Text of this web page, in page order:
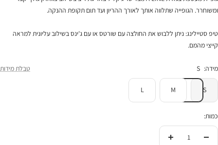
ומשוחרר. הגופייה שתלווה אותך לאורך ההריון ועד תום תקופת ההנקה.
טיפ סטיילינג: ניתן ללבוש את החולצה עם שורטס או עם ג'ינס בשילוב עליונית למראה
קייצי מהמם.
מידה: S טבלת מידות
S
M
L
כמות:
העלי